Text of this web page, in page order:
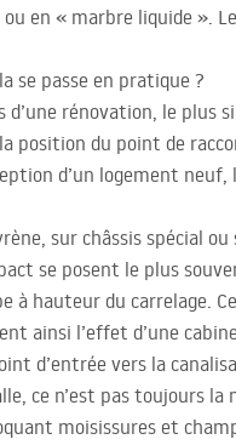
en « marbre liquide ».
se passe en pratique ?
rénovation, le plus
position du point de
d’un logement
sur châssis spécial
se posent le plus
à hauteur du carrelage.
ainsi l’effet d’une
d’entrée vers la
ce n’est pas toujours
moisissures et